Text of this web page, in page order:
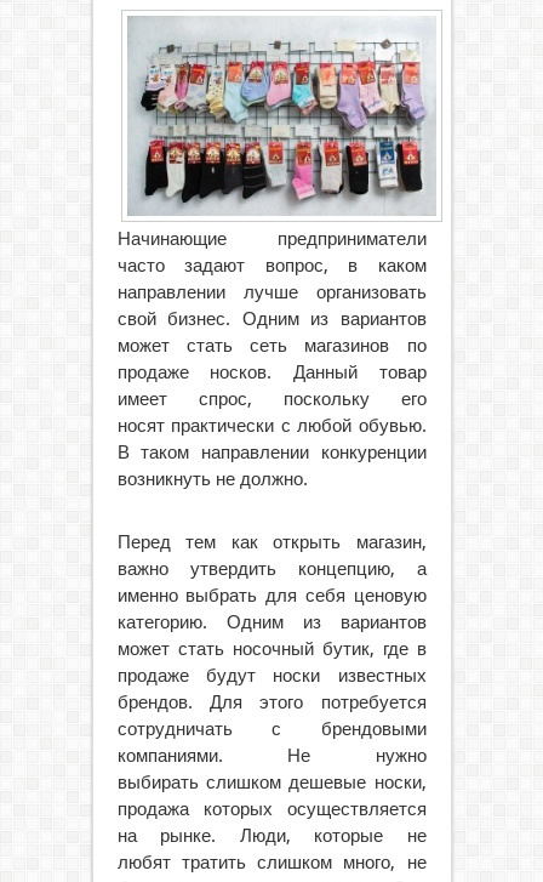
Начинающие предприниматели
часто задают вопрос, в каком
направлении лучше организовать
свой бизнес. Одним из вариантов
может стать сеть магазинов по
продаже носков. Данный товар
имеет спрос, поскольку его
носят практически с любой обувью.
В таком направлении конкуренции
возникнуть не должно.
Перед тем как открыть магазин,
важно утвердить концепцию, а
именно выбрать для себя ценовую
категорию. Одним из вариантов
может стать носочный бутик, где в
продаже будут носки известных
брендов. Для этого потребуется
сотрудничать с брендовыми
компаниями. Не нужно
выбирать слишком дешевые носки,
продажа которых осуществляется
на рынке. Люди, которые не
любят тратить слишком много, не